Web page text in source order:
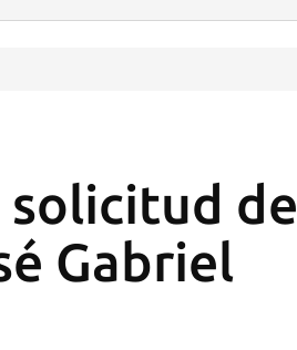
solicitud de
Gabriel